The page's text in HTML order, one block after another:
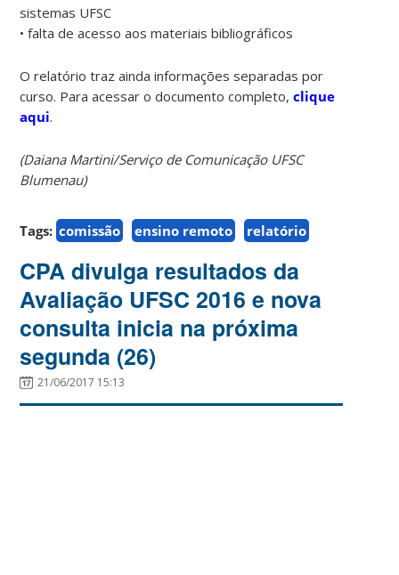
sistemas UFSC
• falta de acesso aos materiais bibliográficos
O relatório traz ainda informações separadas por
curso. Para acessar o documento completo,clique
aqui.
(Daiana Martini/Serviço de Comunicação UFSC
Blumenau)
Tags: comissão ensino remoto relatório
CPA divulga resultados da
Avaliação UFSC 2016 e nova
consulta inicia na próxima
segunda (26)
21/06/2017 15:13